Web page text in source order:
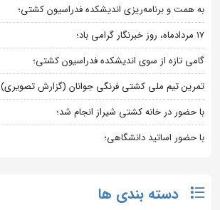
به همت و برنامه‌ریزی اندیشکده فدراسیون کشتی؛
۱۷ مردادماه، روز خبرنگار گرامی باد؛
گامی تازه از سوی اندیشکده فدراسیون کشتی؛
تمرین تیم ملی کشتی فرنگی جوانان (گزارش تصویری)
با حضور در خانه کشتی شیراز انجام شد؛
با حضور اساتید دانشگاهی؛
دسته بندی ها